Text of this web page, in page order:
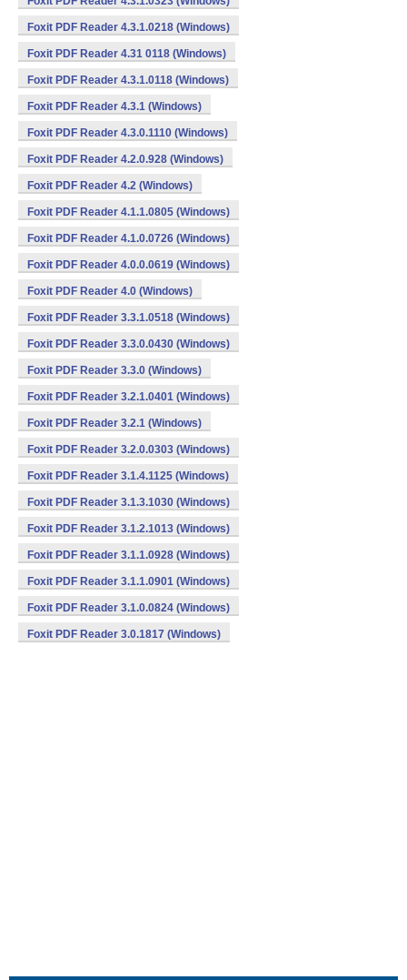
Foxit PDF Reader 4.3.1.0218 (Windows)
Foxit PDF Reader 4.31 0118 (Windows)
Foxit PDF Reader 4.3.1.0118 (Windows)
Foxit PDF Reader 4.3.1 (Windows)
Foxit PDF Reader 4.3.0.1110 (Windows)
Foxit PDF Reader 4.2.0.928 (Windows)
Foxit PDF Reader 4.2 (Windows)
Foxit PDF Reader 4.1.1.0805 (Windows)
Foxit PDF Reader 4.1.0.0726 (Windows)
Foxit PDF Reader 4.0.0.0619 (Windows)
Foxit PDF Reader 4.0 (Windows)
Foxit PDF Reader 3.3.1.0518 (Windows)
Foxit PDF Reader 3.3.0.0430 (Windows)
Foxit PDF Reader 3.3.0 (Windows)
Foxit PDF Reader 3.2.1.0401 (Windows)
Foxit PDF Reader 3.2.1 (Windows)
Foxit PDF Reader 3.2.0.0303 (Windows)
Foxit PDF Reader 3.1.4.1125 (Windows)
Foxit PDF Reader 3.1.3.1030 (Windows)
Foxit PDF Reader 3.1.2.1013 (Windows)
Foxit PDF Reader 3.1.1.0928 (Windows)
Foxit PDF Reader 3.1.1.0901 (Windows)
Foxit PDF Reader 3.1.0.0824 (Windows)
Foxit PDF Reader 3.0.1817 (Windows)